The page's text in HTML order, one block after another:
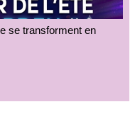
se transforment en